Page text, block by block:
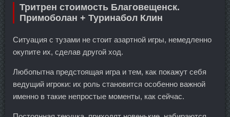
Тритрен стоимость Благовещенск.
Примоболан + Туринабол Клин
Ситуация с тузами не стоит азартной игры, немедленно
окупите их, сделав другой ход.
Любопытна предстоящая игра и тем, как покажут себя
ведущий игроки: их роль становится особенно важной
именно в такие непростые моменты, как сейчас.